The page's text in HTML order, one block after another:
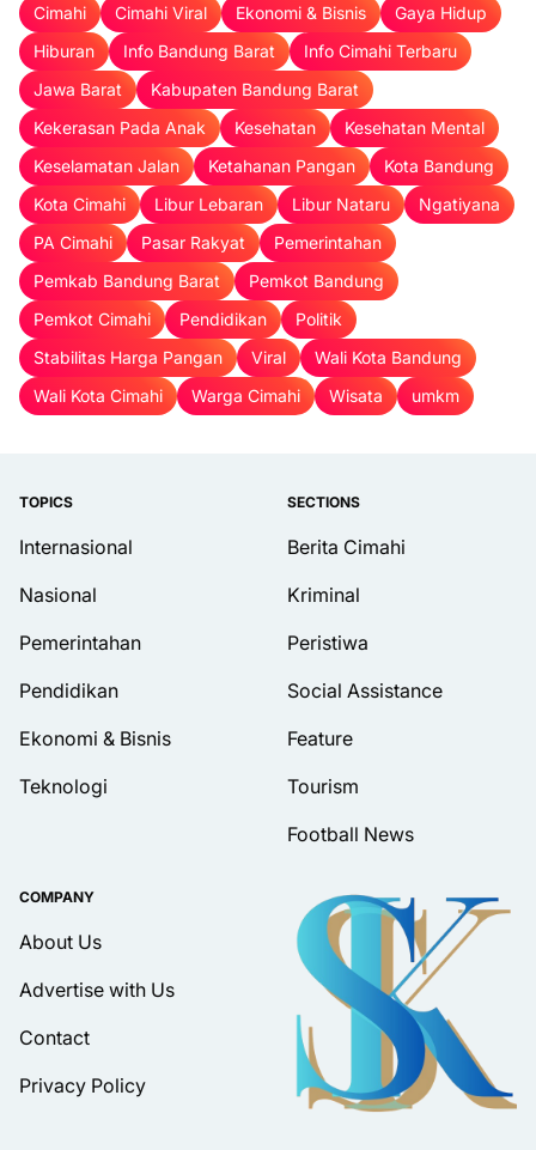
Cimahi
Cimahi Viral Ekonomi & Bisnis
Gaya Hidup
Hiburan
Info Bandung Barat
Info Cimahi Terbaru
Jawa Barat
Kabupaten Bandung Barat
Kekerasan Pada Anak
Kesehatan
Kesehatan Mental
Keselamatan Jalan
Ketahanan Pangan
Kota Bandung
Kota Cimahi
Libur Lebaran Libur Nataru
Ngatiyana
PA Cimahi
Pasar Rakyat
Pemerintahan
Pemkab Bandung Barat
Pemkot Bandung
Pemkot Cimahi
Pendidikan
Politik
Stabilitas Harga Pangan
Viral
Wali Kota Bandung
Wali Kota Cimahi
Warga Cimahi Wisata umkm
TOPICS
Internasional
Nasional
Pemerintahan
Pendidikan
Ekonomi & Bisnis
Teknologi
SECTIONS
Berita Cimahi
Kriminal
Peristiwa
Social Assistance
Feature
Tourism
Football News
COMPANY
About Us
Advertise with Us
Contact
Privacy Policy